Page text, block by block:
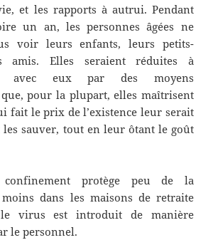
et les rapports à autrui. Pendant
un an, les personnes âgées ne
voir leurs enfants, leurs petits-
amis. Elles seraient réduites à
avec eux par des moyens
pour la plupart, elles maîtrisent
fait le prix de l’existence leur serait
sauver, tout en leur ôtant le goût
confinement protège peu de la
dans les maisons de retraite
le virus est introduit de manière
le personnel.